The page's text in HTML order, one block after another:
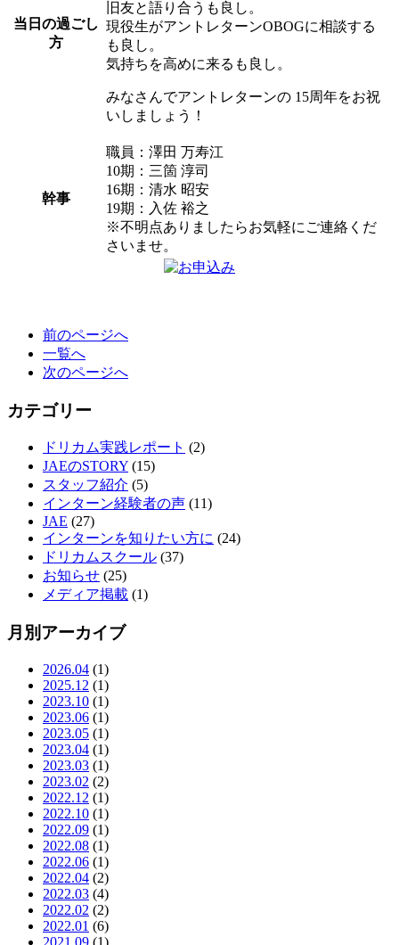
当日の過ごし
方
旧友と語り合うも良し。
現役生がアントレターンOBOGに相談する
も良し。
気持ちを高めに来るも良し。
みなさんでアントレターンの 15周年をお祝
いしましょう！
幹事
職員：澤田 万寿江
10期：三箇 淳司
16期：清水 昭安
19期：入佐 裕之
※不明点ありましたらお気軽にご連絡くだ
さいませ。
前のページへ
一覧へ
次のページへ
カテゴリー
ドリカム実践レポート (2)
JAEのSTORY (15)
スタッフ紹介 (5)
インターン経験者の声 (11)
JAE (27)
インターンを知りたい方に (24)
ドリカムスクール (37)
お知らせ (25)
メディア掲載 (1)
月別アーカイブ
2026.04 (1)
2025.12 (1)
2023.10 (1)
2023.06 (1)
2023.05 (1)
2023.04 (1)
2023.03 (1)
2023.02 (2)
2022.12 (1)
2022.10 (1)
2022.09 (1)
2022.08 (1)
2022.06 (1)
2022.04 (2)
2022.03 (4)
2022.02 (2)
2022.01 (6)
2021.09 (1)